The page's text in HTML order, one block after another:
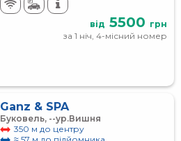
від 5500 грн
за 1 ніч, 4-місний номер
Ganz & SPA
Буковель, --ур.Вишня
350 м до центру